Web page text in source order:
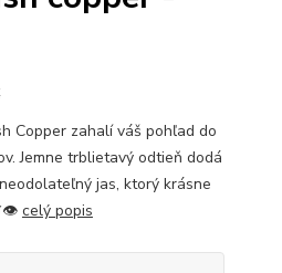
Copper zahalí váš pohľad do
Jemne trblietavý odtieň dodá
jas, ktorý krásne
celý popis